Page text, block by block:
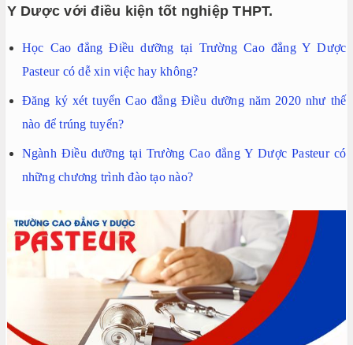
Y Dược với điều kiện tốt nghiệp THPT.
Học Cao đẳng Điều dưỡng tại Trường Cao đẳng Y Dược
Pasteur có dễ xin việc hay không?
Đăng ký xét tuyển Cao đẳng Điều dưỡng năm 2020 như thế
nào để trúng tuyển?
Ngành Điều dưỡng tại Trường Cao đẳng Y Dược Pasteur có
những chương trình đào tạo nào?